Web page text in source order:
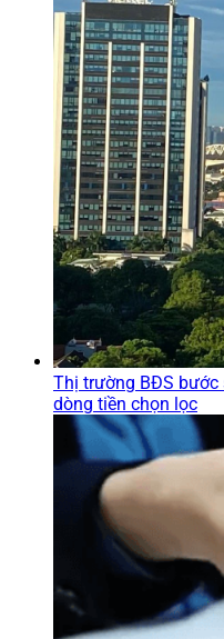
Thị trường BĐS bước
dòng tiền chọn lọc